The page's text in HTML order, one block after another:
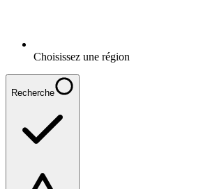
Choisissez une région
Recherche